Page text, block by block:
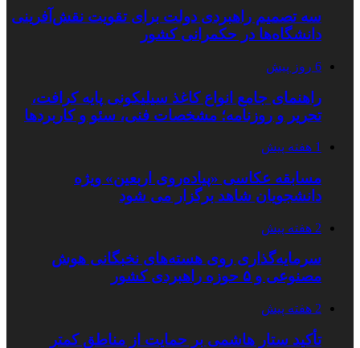
سه تصمیم راهبردی دولت برای تقویت نقش‌آفرینی
دانشگاه‌ها در حکمرانی کشور
6 روز پیش
راهنمای جامع انواع کاغذ سیلیکونی پایه کرافت،
تحریر و روزنامه؛ مشخصات فنی، سئو و کاربردها
1 هفته پیش
مسابقه عکاسی «پیاده‌روی اربعین» ویژه
دانشجویان شاهد برگزار می شود
2 هفته پیش
سرمایه‌گذاری روی هسته‌های نخبگانی هوش
مصنوعی و ۵ حوزه راهبردی کشور
2 هفته پیش
تأکید ستار هاشمی بر حمایت از مناطق کمتر